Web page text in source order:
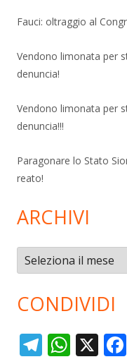
Fauci: oltraggio al
Vendono limonata per
denuncia!
Vendono limonata per
denuncia!!!
Paragonare lo Stato
reato!
ARCHIVI
Archivi
CONDIVIDI
T W X